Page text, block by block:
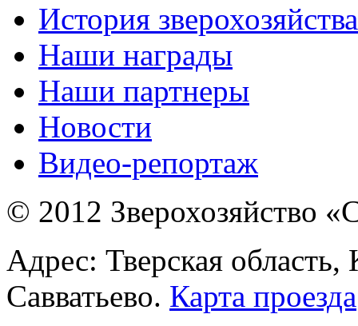
История зверохозяйства
Наши награды
Наши партнеры
Новости
Видео-репортаж
© 2012 Зверохозяйство
Адрес: Тверская
Савватьево. Карта проезда